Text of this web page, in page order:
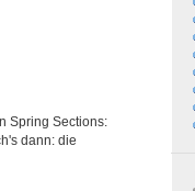
Spring Sections:
dann: die